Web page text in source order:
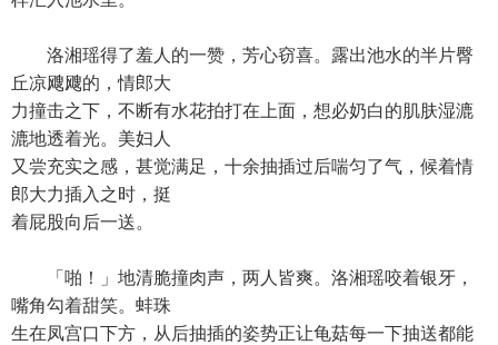
洛湘瑶得了羞人的一赞，芳心窃喜。露出池水的半片臀
丘凉飕飕的，情郎大
力撞击之下，不断有水花拍打在上面，想必奶白的肌肤湿漉
漉地透着光。美妇人
又尝充实之感，甚觉满足，十余抽插过后喘匀了气，候着情
郎大力插入之时，挺
着屁股向后一送。
「啪！」地清脆撞肉声，两人皆爽。洛湘瑶咬着银牙，
嘴角勾着甜笑。蚌珠
生在凤宫口下方，从后抽插的姿势正让龟菇每一下抽送都能